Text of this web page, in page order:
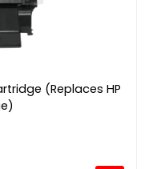
(Replaces HP